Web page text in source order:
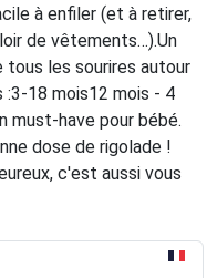
à enfiler (et à retirer,
de vêtements…).Un
tous les sourires autour
:3-18 mois12 mois - 4
must-have pour bébé.
dose de rigolade !
c'est aussi vous